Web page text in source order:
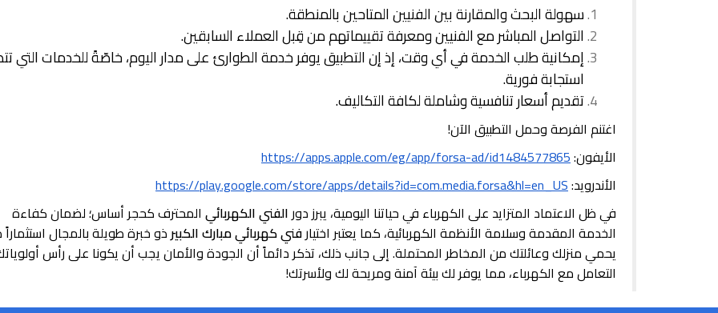
سهولة البحث والمقارنة بين الفنيين المتاحين بالمنطقة.
التواصل المباشر مع الفنيين ومعرفة تقييماتهم من قِبل العملاء السابقين.
إمكانية طلب الخدمة في أي وقت، إذ إن التطبيق يوفر خدمة الطوارئ على مدار اليوم، خاصّةً للخدمات التي
استجابة فورية.
تقديم أسعار تنافسية وشاملة لكافة التكاليف.
اغتنم الفرصة وحمل التطبيق الآن!
الأيفون:https://apps.apple.com/eg/app/forsa-ad/id1484577865
الأندرويد:https://play.google.com/store/apps/details?id=com.media.forsa&hl=en_US
في ظل الاعتماد المتزايد على الكهرباء في حياتنا اليومية، يبرز دورالفني الكهربائي المحترف كحجر أساس؛ لضمان كفاءة
الخدمة المقدمة وسلامة الأنظمة الكهربائية، كما يعتبر اختيارفني كهربائي مبارك الكبيرذو خبرة طويلة بالمجال استثماراً
يحمي منزلك وعائلتك من المخاطر المحتملة. إلى جانب ذلك، تذكر دائماً أن الجودة والأمان يجب أن يكونا على رأس
التعامل مع الكهرباء، مما يوفر لك بيئة آمنة ومريحة لك ولأسرتك!